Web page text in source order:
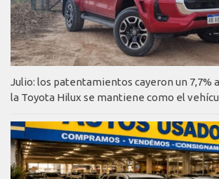
Julio: los patentamientos cayeron un 7,7%
la Toyota Hilux se mantiene como el